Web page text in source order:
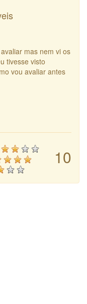
mas nem vi os
tivesse visto
vou avaliar antes
10